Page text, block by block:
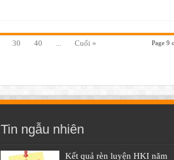
Page 9
30 40 Cuối »
Tin ngẫu nhiên
Kết quả rèn luyện HKI năm